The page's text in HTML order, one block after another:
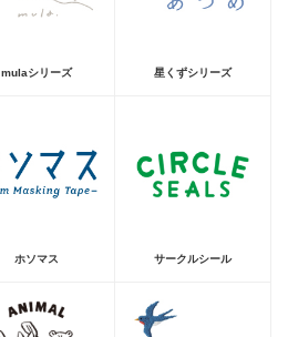
mulaシリーズ 星くずシリーズ
ホソマス サークルシール